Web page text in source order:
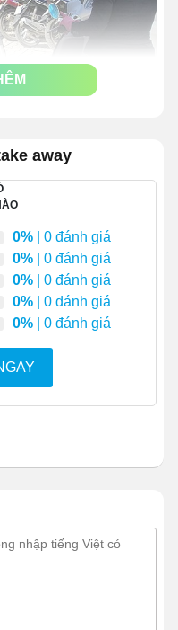
Trong khi đó, nhu cầu
tưởng nhất. Giúp tiết
tiêu dùng vẫn có thể
mình.
chất lượng cafe take
kế rất chuyên nghiệp
cũng rất cao nên
được nâng tầm, không
truyền thống. Nhờ vậy
tâm hơn với lựa chọn
của xe cafe
mở tiệm
away
0% | 0 đánh giá
0% | 0 đánh giá
0% | 0 đánh giá
0% | 0 đánh giá
0% | 0 đánh giá